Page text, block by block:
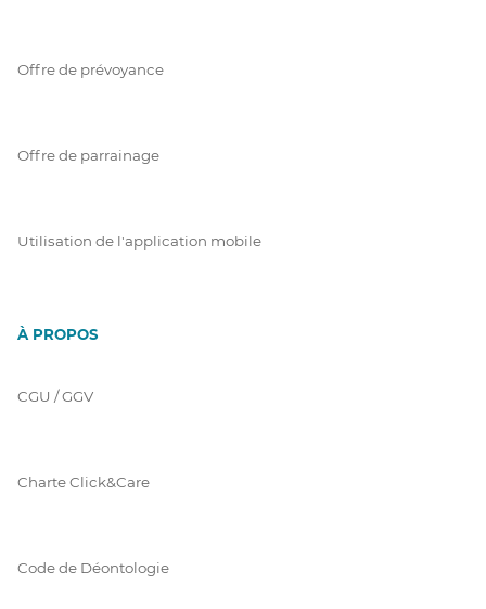
Offre de prévoyance
Offre de parrainage
Utilisation de l'application mobile
À PROPOS
CGU / GGV
Charte Click&Care
Code de Déontologie